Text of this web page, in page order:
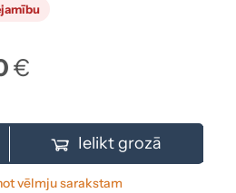
€
Ielikt grozā
vēlmju sarakstam